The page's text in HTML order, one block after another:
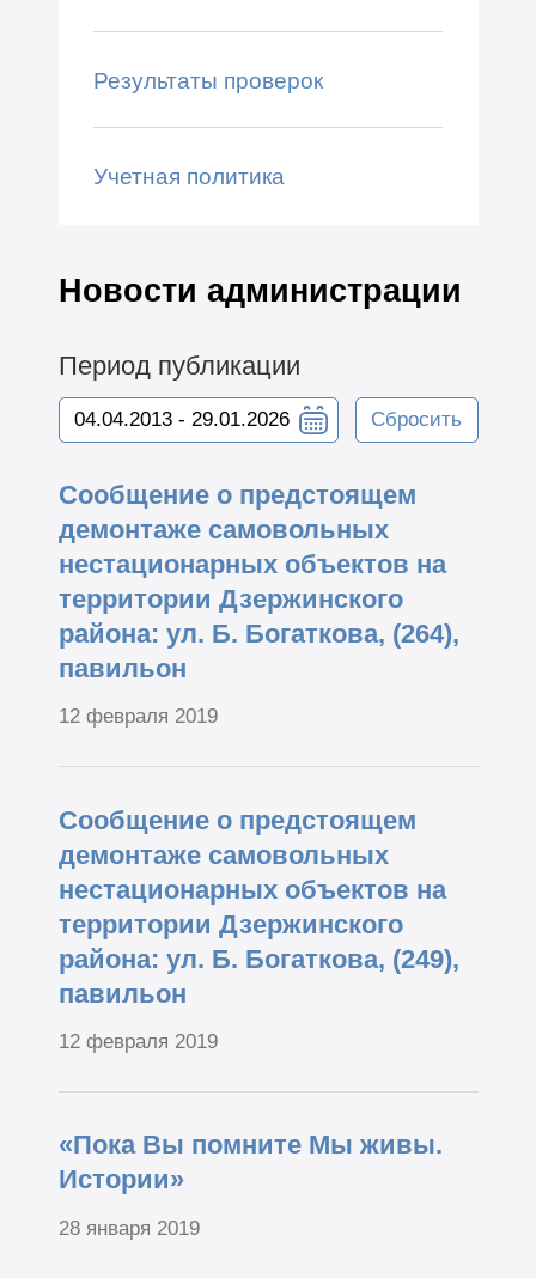
Результаты проверок
Учетная политика
Новости администрации
Период публикации
Сбросить
Сообщение о предстоящем
демонтаже самовольных
нестационарных объектов на
территории Дзержинского
района: ул. Б. Богаткова, (264),
павильон
12 февраля 2019
Сообщение о предстоящем
демонтаже самовольных
нестационарных объектов на
территории Дзержинского
района: ул. Б. Богаткова, (249),
павильон
12 февраля 2019
«Пока Вы помните Мы живы.
Истории»
28 января 2019